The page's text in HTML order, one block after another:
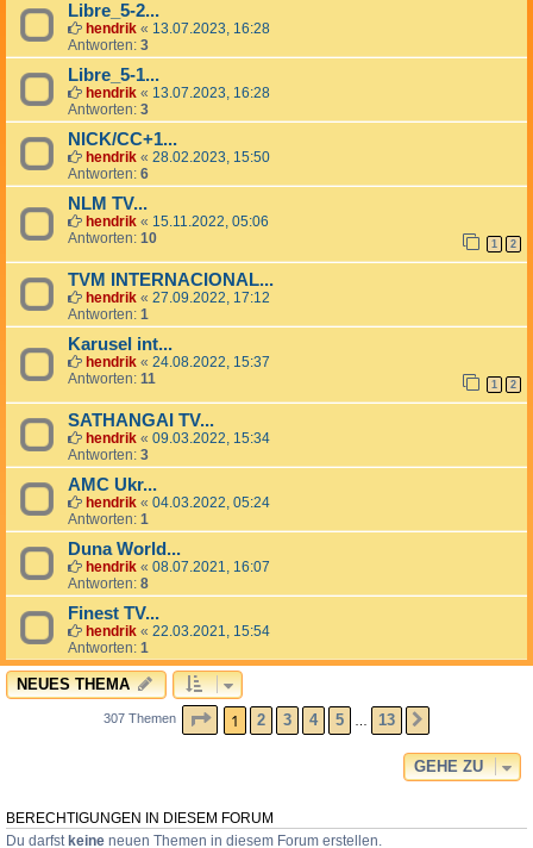
Libre_5-2...
hendrik « 13.07.2023, 16:28
Antworten: 3
Libre_5-1...
hendrik « 13.07.2023, 16:28
Antworten: 3
NICK/CC+1...
hendrik « 28.02.2023, 15:50
Antworten: 6
NLM TV...
hendrik « 15.11.2022, 05:06
Antworten: 10 1 2
TVM INTERNACIONAL...
hendrik « 27.09.2022, 17:12
Antworten: 1
Karusel int...
hendrik « 24.08.2022, 15:37
Antworten: 11 1 2
SATHANGAI TV...
hendrik « 09.03.2022, 15:34
Antworten: 3
AMC Ukr...
hendrik « 04.03.2022, 05:24
Antworten: 1
Duna World...
hendrik « 08.07.2021, 16:07
Antworten: 8
Finest TV...
hendrik « 22.03.2021, 15:54
Antworten: 1
NEUES THEMA
307 Themen SEITE1 VON13
1 2 3 4 5 13
GEHE ZU
BERECHTIGUNGEN IN DIESEM FORUM
Du darfst keine neuen Themen in diesem Forum erstellen.